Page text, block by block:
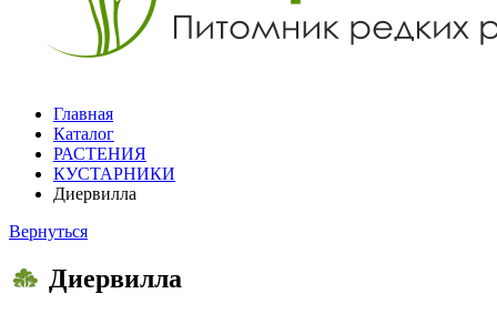
Главная
Каталог
РАСТЕНИЯ
КУСТАРНИКИ
Диервилла
Вернуться
Диервилла